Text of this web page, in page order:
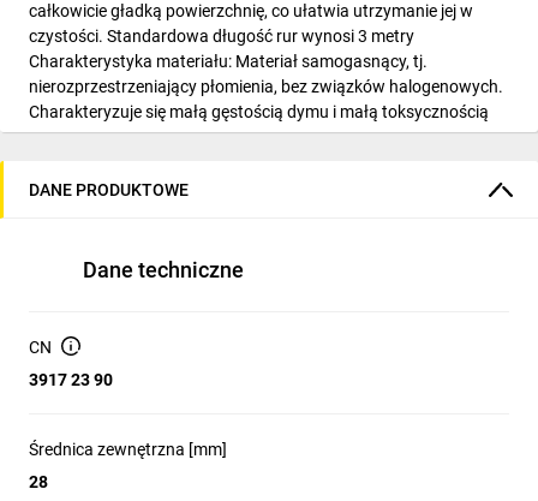
całkowicie gładką powierzchnię, co ułatwia utrzymanie jej w
czystości. Standardowa długość rur wynosi 3 metry
Charakterystyka materiału: Materiał samogasnący, tj.
nierozprzestrzeniający płomienia, bez związków halogenowych.
Charakteryzuje się małą gęstością dymu i małą toksycznością
podczas spalania. Materiał o wysokim współczynniku
udarowych, przy rozciąganiu mało elastyczny, w dużym stopniu
nie zmieniają się przy przebywaniu w wilgotnym środowisku.
Instalacje podtynkowe dopuszczalne Ściany gipsowe zalecane
rozprzestrzeniania ognia (drewno, itp.) zalecane Urządzenia
Urządzenia przemysłu chemicznego i spożywczego
dopuszczalne Przemysł motoryzacyjny zalecane Przemysł
stoczniowy zalecane Przemysł lotniczy zalecane
DANE PRODUKTOWE
Dane techniczne
CN
3917 23 90
Średnica zewnętrzna [mm]
28